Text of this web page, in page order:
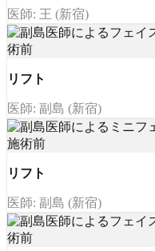
医師: 王 (新宿)
リフト
医師: 副島 (新宿)
リフト
医師: 副島 (新宿)